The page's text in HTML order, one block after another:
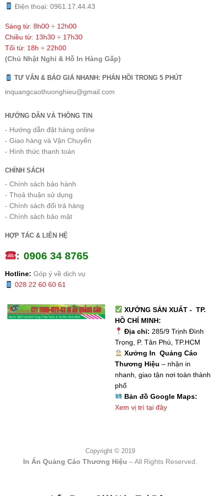
Điện thoại: 0961.17.44.43
Sáng từ: 8h00 ÷ 12h00
Chiều từ: 13h30 ÷ 17h30
Tối từ: 18h ÷ 22h00
(Chủ Nhật Nghỉ & Hỗ In Hàng Gấp)
TƯ VẤN & BÁO GIÁ NHANH: PHẢN HỒI TRONG 5 PHÚT
inquangcaothuonghieu@gmail.com
HƯỚNG DẪN VÀ THÔNG TIN
- Hướng dẫn đặt hàng online
- Giao hàng và Vận Chuyển
- Hình thức thanh toán
CHÍNH SÁCH
- Chính sách bảo hành
- Thoả thuận sử dụng
- Chính sách đổi trả hàng
- Chính sách bảo mật
HỢP TÁC & LIÊN HỆ
: 0906 34 8765
Hotline: Góp ý về dịch vụ
028 22 60 60 61
XƯỞNG SẢN XUẤT - TP.
HỒ CHÍ MINH:
Địa chỉ: 285/9 Trịnh Đình
Trọng, P. Tân Phú, TP.HCM
Xưởng In Quảng Cáo
Thương Hiệu – nhận in
nhanh, giao tận nơi toàn thành
phố
Bản đồ Google Maps:
Xem vị trí tại đây
Copyright © 2019
In Ấn Quảng Cáo Thương Hiệu – All Rights Reserved.